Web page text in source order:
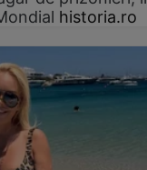
historia.ro